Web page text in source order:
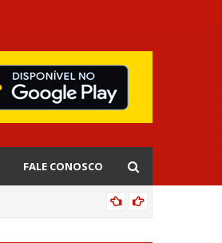
FALE CONOSCO